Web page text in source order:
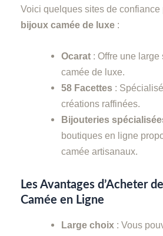
Voici quelques sites de confiance
bijoux camée de luxe :
Ocarat : Offre une
camée de luxe.
58 Facettes :
créations raffinées.
Bijouteries
boutiques en ligne
camée artisanaux.
Les Avantages d’Acheter
Camée en Ligne
Large choix : Vous